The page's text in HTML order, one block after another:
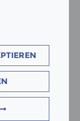
en
des